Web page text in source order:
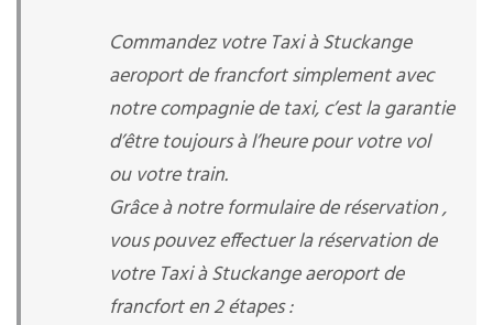
Commandez votre Taxi à Stuckange
aeroport de francfort simplement avec
notre compagnie de taxi, c’est la garantie
d’être toujours à l’heure pour votre vol
ou votre train.
Grâce à notre formulaire de réservation ,
vous pouvez effectuer la réservation de
votre Taxi à Stuckange aeroport de
francfort en 2 étapes :